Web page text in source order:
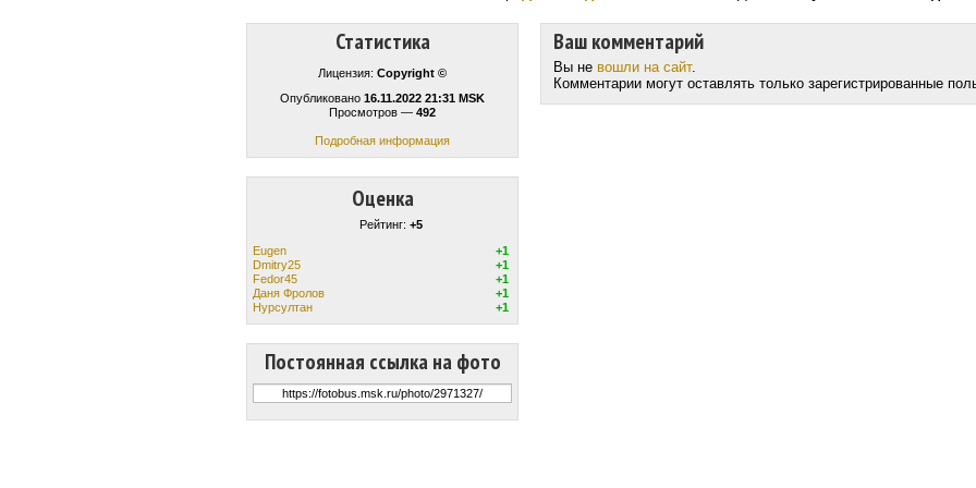
Статистика
Лицензия: Copyright ©
Опубликовано 16.11.2022 21:31 MSK
Просмотров — 492
Подробная информация
Оценка
Рейтинг: +5
Eugen
+1
Dmitry25
+1
Fedor45
+1
Даня Фролов
+1
Нурсултан
+1
Постоянная ссылка на фото
Ваш комментарий
Вы не вошли на сайт.
Комментарии могут оставлять только зарегистрированные